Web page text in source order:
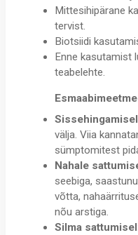
Mittesihipärane
tervist.
Biotsiidi
Enne kasutamist
teabelehte.
välja. Viia
sümptomitest
Nahale
seebiga,
võtta,
nõu arstiga.
Silma